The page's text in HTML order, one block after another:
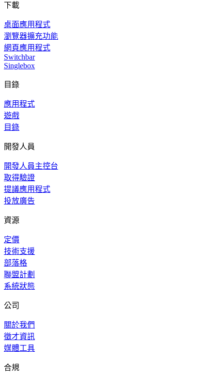
下載
桌面應用程式
瀏覽器擴充功能
網頁應用程式
Switchbar
Singlebox
目錄
應用程式
遊戲
目錄
開發人員
開發人員主控台
取得驗證
提議應用程式
投放廣告
資源
定價
技術支援
部落格
聯盟計劃
系統狀態
公司
關於我們
徵才資訊
媒體工具
合規